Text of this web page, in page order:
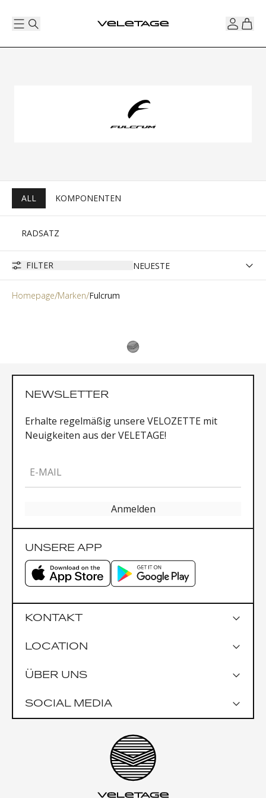
ALL KOMPONENTEN
RADSATZ
FILTER
Homepage Marken Fulcrum
NEWSLETTER
Erhalte regelmäßig unsere VELOZETTE mit
Neuigkeiten aus der VELETAGE!
E-MAIL
Anmelden
UNSERE APP
KONTAKT
LOCATION
Google Maps
Garage Praterstrasse 1
ÜBER UNS
SOCIAL MEDIA